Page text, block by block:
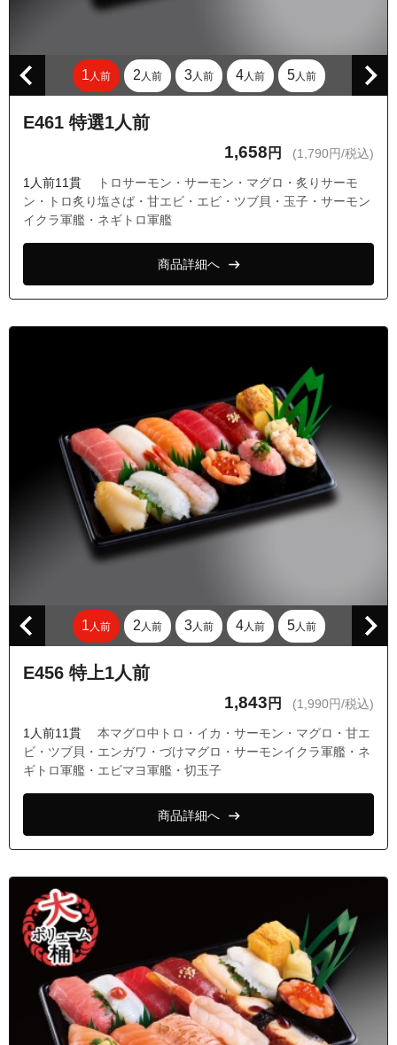
1 人前 2 人前 3人前 4人前 5人前
E461 特選1人前
1,658 円 (1,790円/税込)
1人前11貫
トロサーモン・サーモン・マグロ・炙りサーモ
ン・トロ炙り塩さば・甘エビ・エビ・ツブ貝・玉子・サーモン
イクラ軍艦・ネギトロ軍艦
商品詳細へ
1人前 2 人前 3人前 4人前 5人前
E456 特上1人前
1,843 円 (1,990円/税込)
1人前11貫
本マグロ中トロ・イカ・サーモン・マグロ・甘エ
ビ・ツブ貝・エンガワ・づけマグロ・サーモンイクラ軍艦・ネ
ギトロ軍艦・エビマヨ軍艦・切玉子
商品詳細へ